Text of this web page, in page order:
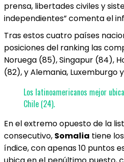
prensa, libertades civiles y
independientes” comenta el
Tras estos cuatro países
posiciones del ranking las
Noruega (85), Singapur (84),
(82), y Alemania, Luxemburgo
Los latinoamericanos mejor
Chile (24).
En el extremo opuesto de la
consecutivo, Somalia tiene
índice, con apenas 10 puntos